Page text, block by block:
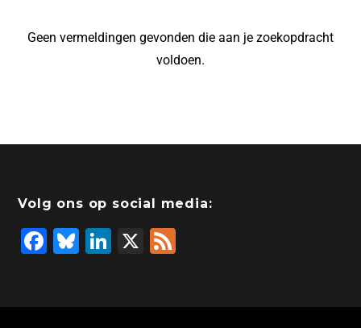
Geen vermeldingen gevonden die aan je zoekopdracht
voldoen.
Volg ons op social media:
F
Bl
Li
X